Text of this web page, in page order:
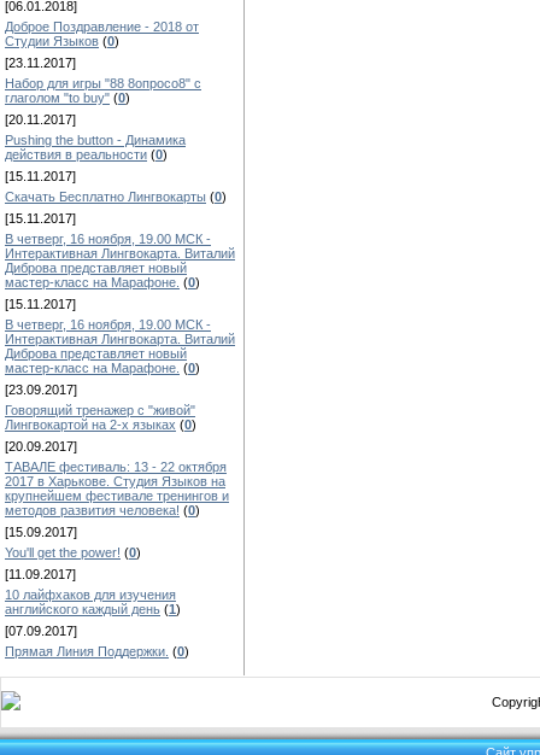
[06.01.2018]
Доброе Поздравление - 2018 от
Студии Языков (0)
[23.11.2017]
Набор для игры "88 8опросо8" с
глаголом "to buy" (0)
[20.11.2017]
Pushing the button - Динамика
действия в реальности (0)
[15.11.2017]
Скачать Бесплатно Лингвокарты (0)
[15.11.2017]
В четверг, 16 ноября, 19.00 МСК -
Интерактивная Лингвокарта. Виталий
Диброва представляет новый
мастер-класс на Марафоне. (0)
[15.11.2017]
В четверг, 16 ноября, 19.00 МСК -
Интерактивная Лингвокарта. Виталий
Диброва представляет новый
мастер-класс на Марафоне. (0)
[23.09.2017]
Говорящий тренажер с "живой"
Лингвокартой на 2-х языках (0)
[20.09.2017]
ТАВАЛЕ фестиваль: 13 - 22 октября
2017 в Харькове. Студия Языков на
крупнейшем фестивале тренингов и
методов развития человека! (0)
[15.09.2017]
You'll get the power! (0)
[11.09.2017]
10 лайфхаков для изучения
английского каждый день (1)
[07.09.2017]
Прямая Линия Поддержки. (0)